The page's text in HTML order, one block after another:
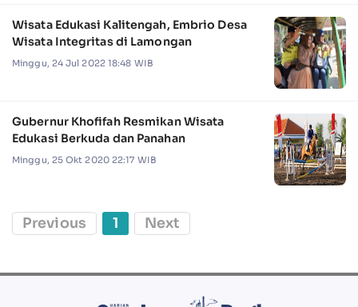
Wisata Edukasi Kalitengah, Embrio Desa
Wisata Integritas di Lamongan
Minggu, 24 Jul 2022 18:48 WIB
Gubernur Khofifah Resmikan Wisata
Edukasi Berkuda dan Panahan
Minggu, 25 Okt 2020 22:17 WIB
Previous 1 Next